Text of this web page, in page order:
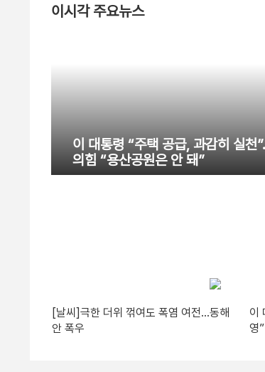
이시각 주요뉴스
이 대통령 “주택 공급, 과감히 실천
의힘 “용산공원은 안 돼”
[날씨]극한 더위 꺾여도 폭염 여전…동해
안 폭우
이
영